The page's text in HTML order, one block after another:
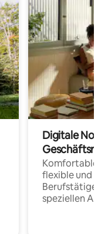
Digitale
Komfortable
flexible und
Berufstätige
speziellen